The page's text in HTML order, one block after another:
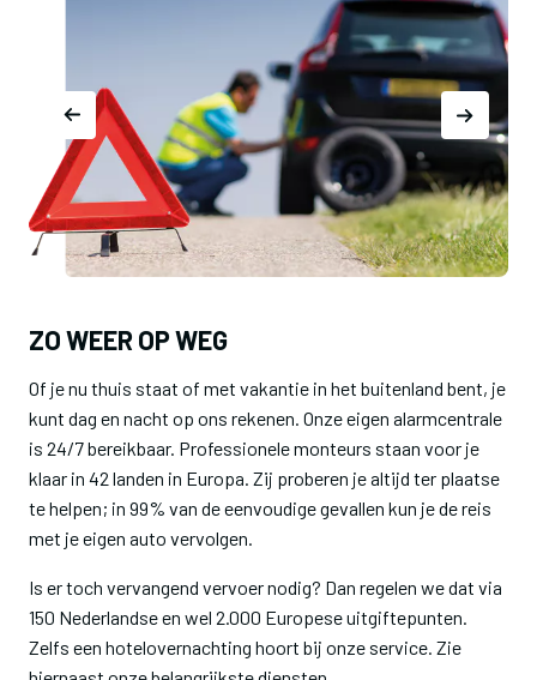
ZO WEER OP WEG
Of je nu thuis staat of met vakantie in het buitenland bent, je
kunt dag en nacht op ons rekenen. Onze eigen alarmcentrale
is 24/7 bereikbaar. Professionele monteurs staan voor je
klaar in 42 landen in Europa. Zij proberen je altijd ter plaatse
te helpen; in 99% van de eenvoudige gevallen kun je de reis
met je eigen auto vervolgen.
Is er toch vervangend vervoer nodig? Dan regelen we dat via
150 Nederlandse en wel 2.000 Europese uitgiftepunten.
Zelfs een hotelovernachting hoort bij onze service. Zie